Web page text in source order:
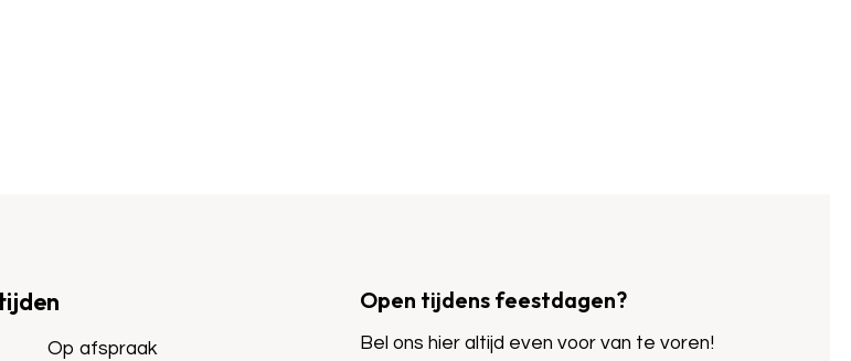
Op afspraak
Open tijdens feestdagen?
Bel ons hier altijd even voor van te voren!